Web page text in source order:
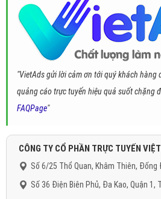
"VietAds gửi lời cảm ơn tới quý khách hàng
quảng cáo trực tuyến hiệu quả suốt chặng
FAQPage"
CÔNG TY CỔ PHẦN TRỰC TUYẾN
Số 6/25 Thổ Quan, Khâm Thiên, Đống
Số 36 Điện Biên Phủ, Đa Kao, Quận 1,